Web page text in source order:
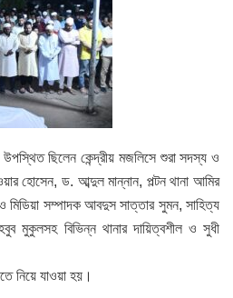
উপস্থিত ছিলেন কেন্দ্রীয় মজলিসে শুরা সদস্য ও
হোসেন, ড. আব্দুল মান্নান, পল্টন থানা আমির
মিডিয়া সম্পাদক আবদুস সাত্তার সুমন, সাহিত্য
মুকুলসহ বিভিন্ন থানার দায়িত্বশীল ও সুধী
নিয়ে যাওয়া হয়।